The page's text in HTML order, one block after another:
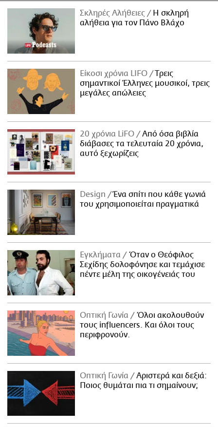
Σκληρές Αλήθειες
H σκληρή
αλήθεια για τον Πάνο Βλάχο
Είκοσι χρόνια LIFO
Tρεις
σημαντικοί Έλληνες μουσικοί, τρεις
μεγάλες απώλειες
20 χρόνια LiFO
Από όσα βιβλία
διάβασες τα τελευταία 20 χρόνια,
αυτό ξεχωρίζεις
Design
Ένα σπίτι που κάθε γωνιά
του χρησιμοποιείται πραγματικά
Εγκλήματα
Όταν ο Θεόφιλος
Σεχίδης δολοφόνησε και τεμάχισε
πέντε μέλη της οικογένειάς του
Οπτική Γωνία
Όλοι ακολουθούν
τους influencers. Και όλοι τους
περιφρονούν.
Οπτική Γωνία
Αριστερά και δεξιά:
Ποιος θυμάται πια τι σημαίνουν;